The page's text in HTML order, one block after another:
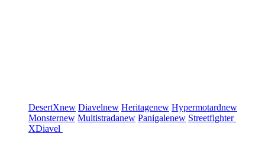
DesertXnew Diavelnew Heritagenew Hypermotardnew
Monsternew Multistradanew Panigalenew Streetfighter
XDiavel